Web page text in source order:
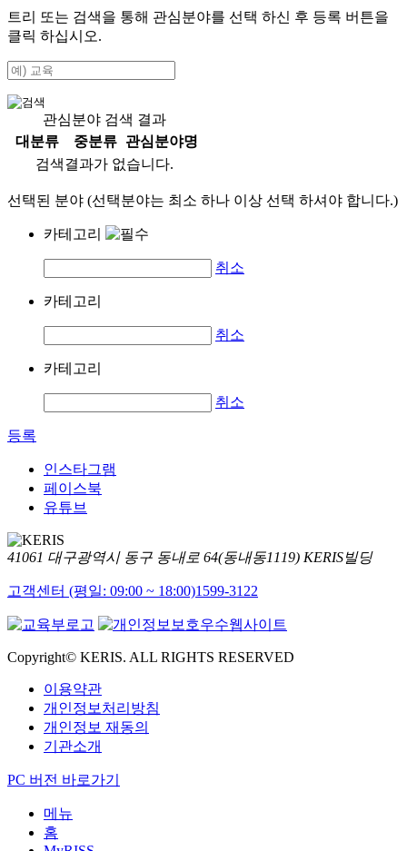
트리 또는 검색을 통해 관심분야를 선택 하신 후 등록 버튼을
클릭 하십시오.
관심분야 검색 결과
대분류
중분류
관심분야명
검색결과가 없습니다.
선택된 분야 (선택분야는 최소 하나 이상 선택 하셔야 합니다.)
카테고리
취소
카테고리
취소
카테고리
취소
등록
인스타그램
페이스북
유튜브
41061 대구광역시 동구 동내로 64(동내동1119) KERIS빌딩
고객센터 (평일: 09:00 ~ 18:00)1599-3122
Copyright© KERIS. ALL RIGHTS RESERVED
이용약관
개인정보처리방침
개인정보 재동의
기관소개
PC 버전 바로가기
메뉴
홈